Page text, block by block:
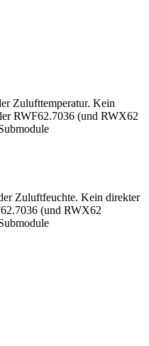
Zulufttemperatur. Kein
RWF62.7036 (und RWX62
Zuluftfeuchte. Kein direkter
(und RWX62